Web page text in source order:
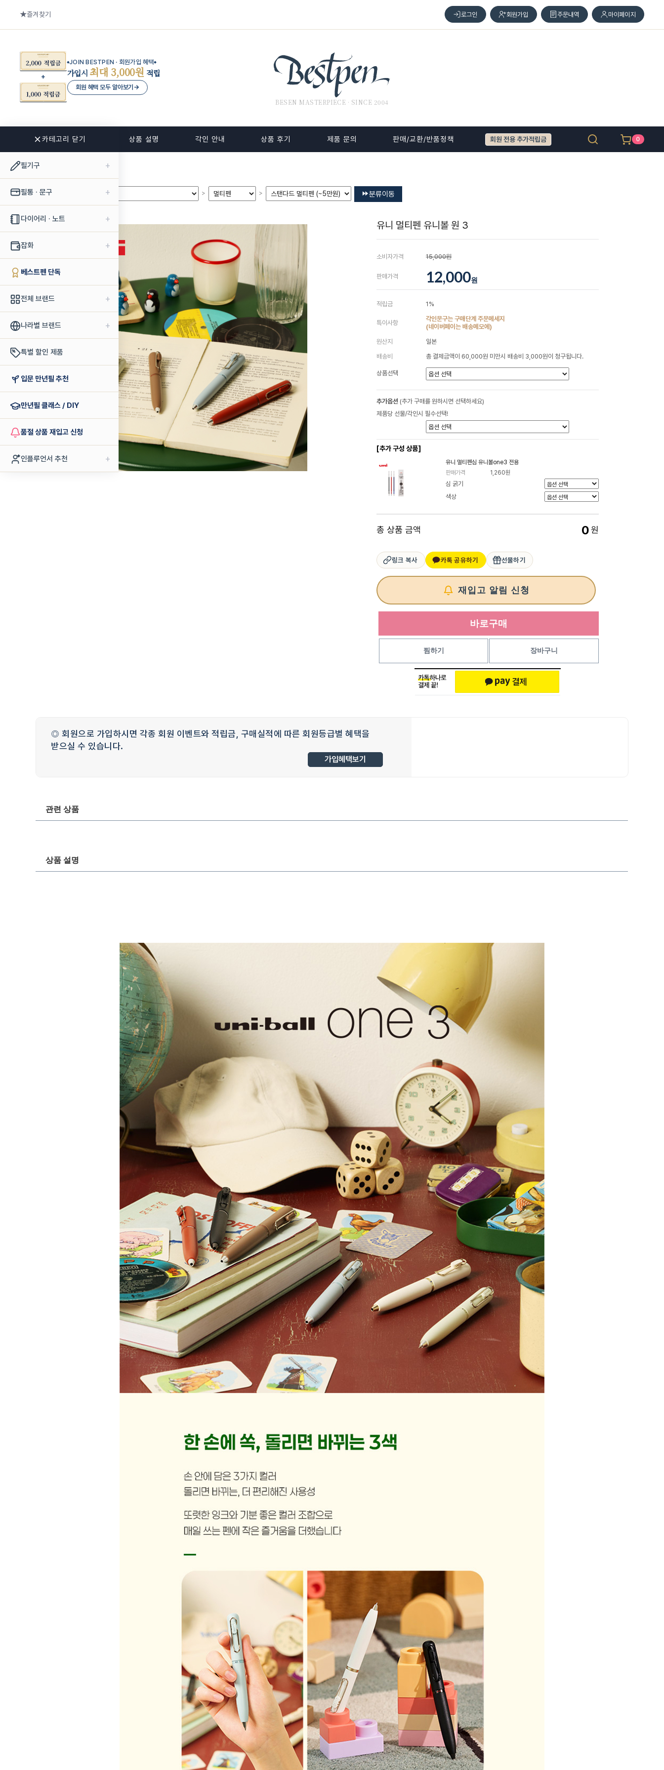
즐겨찾기
JOIN BESTPEN · 회원가입 혜택
가입시 최대 3,000원 적립
회원 혜택 모두 알아보기 →
로그인 회원가입 주문내역 마이페이지
BESEN MASTERPIECE · SINCE 2004
카테고리 닫기
필기구 +
필통 · 문구 +
다이어리 · 노트 +
잡화 +
베스트펜 단독
전체 브랜드 +
나라별 브랜드 +
특별 할인 제품
입문 만년필 추천
만년필 클래스 / DIY
품절 상품 재입고 신청
인플루언서 추천 +
관련 상품 상품 설명 각인 안내 상품 후기 제품 문의 판매/교환/반품정책 회원 전용 추가적립금 0
> > 분류이동
유니 멀티펜 유니볼 원 3
소비자가격 15,000원
판매가격 12,000원
적립금 1%
특이사항
각인문구는 구매단계 주문메세지
(네이버페이는 배송메모에)
원산지
일본
배송비
총 결제금액이 60,000원 미만시 배송비 3,000원이 청구됩니다.
상품선택
추가옵션 (추가 구매를 원하시면 선택하세요)
제품당 선물/각인시 필수선택!
[추가 구성 상품]
유니 멀티펜심 유니볼one3 전용
판매가격
1,260원
심 굵기
색상
총 상품 금액 0원
링크 복사 카톡 공유하기 선물하기
재입고 알림 신청
바로구매
장바구니
찜하기
◎ 회원으로 가입하시면 각종 회원 이벤트와 적립금, 구매실적에 따른 회원등급별 혜택을
받으실 수 있습니다.
가입혜택보기
관련 상품
상품 설명